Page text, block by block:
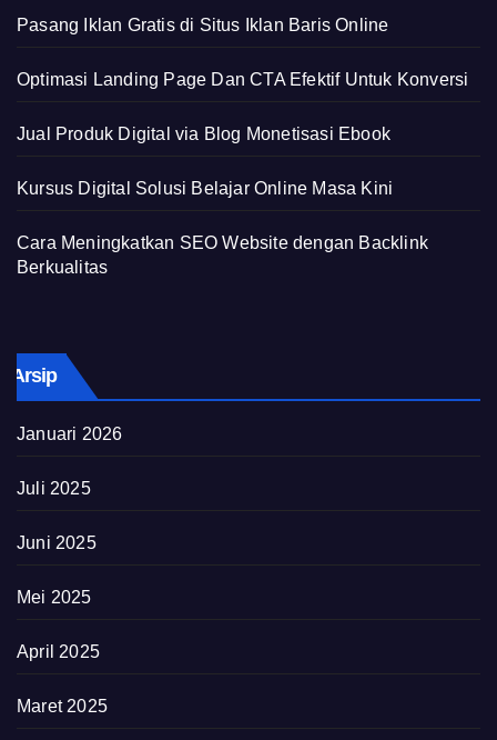
Pasang Iklan Gratis di Situs Iklan Baris Online
Optimasi Landing Page Dan CTA Efektif Untuk Konversi
Jual Produk Digital via Blog Monetisasi Ebook
Kursus Digital Solusi Belajar Online Masa Kini
Cara Meningkatkan SEO Website dengan Backlink
Berkualitas
Arsip
Januari 2026
Juli 2025
Juni 2025
Mei 2025
April 2025
Maret 2025